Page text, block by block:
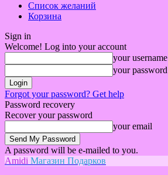
Список желаний
Корзина
Sign in
Welcome! Log into your account
your username
your password
Forgot your password? Get help
Password recovery
Recover your password
your email
A password will be e-mailed to you.
Amidi Магазин Подарков